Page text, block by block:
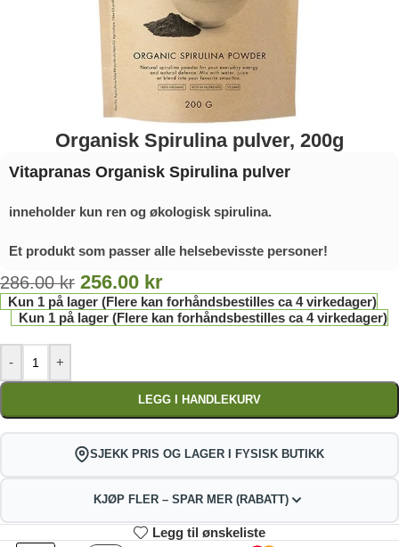
Organisk Spirulina pulver, 200g
Vitapranas Organisk Spirulina pulver
inneholder kun ren og økologisk spirulina.
Et produkt som passer alle helsebevisste personer!
286.00kr 256.00 kr
Kun 1 på lager (Flere kan forhåndsbestilles ca 4 virkedager)
Kun 1 på lager (Flere kan forhåndsbestilles ca 4 virkedager)
- +
LEGG I HANDLEKURV
SJEKK PRIS OG LAGER I FYSISK BUTIKK
KJØP FLER – SPAR MER (RABATT)
2 3-4
Legg til ønskeliste